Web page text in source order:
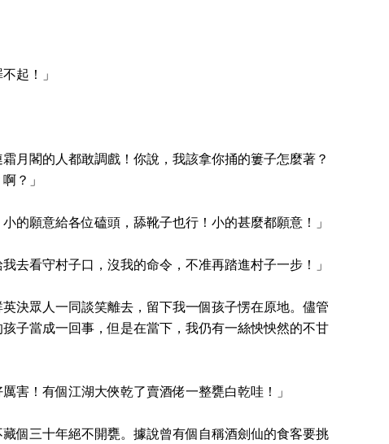
起！」
月閣的人都敢調戲！你說，我該拿你捅的簍子怎麼著？
？」
的願意給各位磕頭，舔靴子也行！小的甚麼都願意！」
去看守村子口，沒我的命令，不准再踏進村子一步！」
決眾人一同談笑離去，留下我一個孩子愣在原地。儘管
子當成一回事，但是在當下，我仍有一絲怏怏然的不甘
害！有個江湖大俠乾了賣酒佬一整甕白乾哇！」
個三十年絕不開甕。據說曾有個自稱酒劍仙的食客要挑